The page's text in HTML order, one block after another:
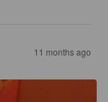
11 months ago